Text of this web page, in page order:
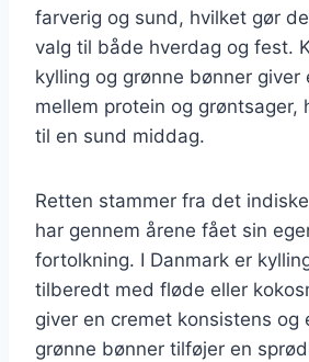
farverig og sund, hvilket gør
valg til både hverdag og fest.
kylling og grønne bønner giver
mellem protein og grøntsager,
til en sund middag.
Retten stammer fra det
har gennem årene fået sin
fortolkning. I Danmark er
tilberedt med fløde eller
giver en cremet konsistens og
grønne bønner tilføjer en